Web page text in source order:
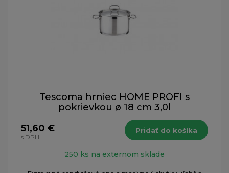
Tescoma hrniec HOME PROFI s
pokrievkou ø 18 cm 3,0l
51,60 €
s DPH
Pridať do košíka
250 ks na externom sklade